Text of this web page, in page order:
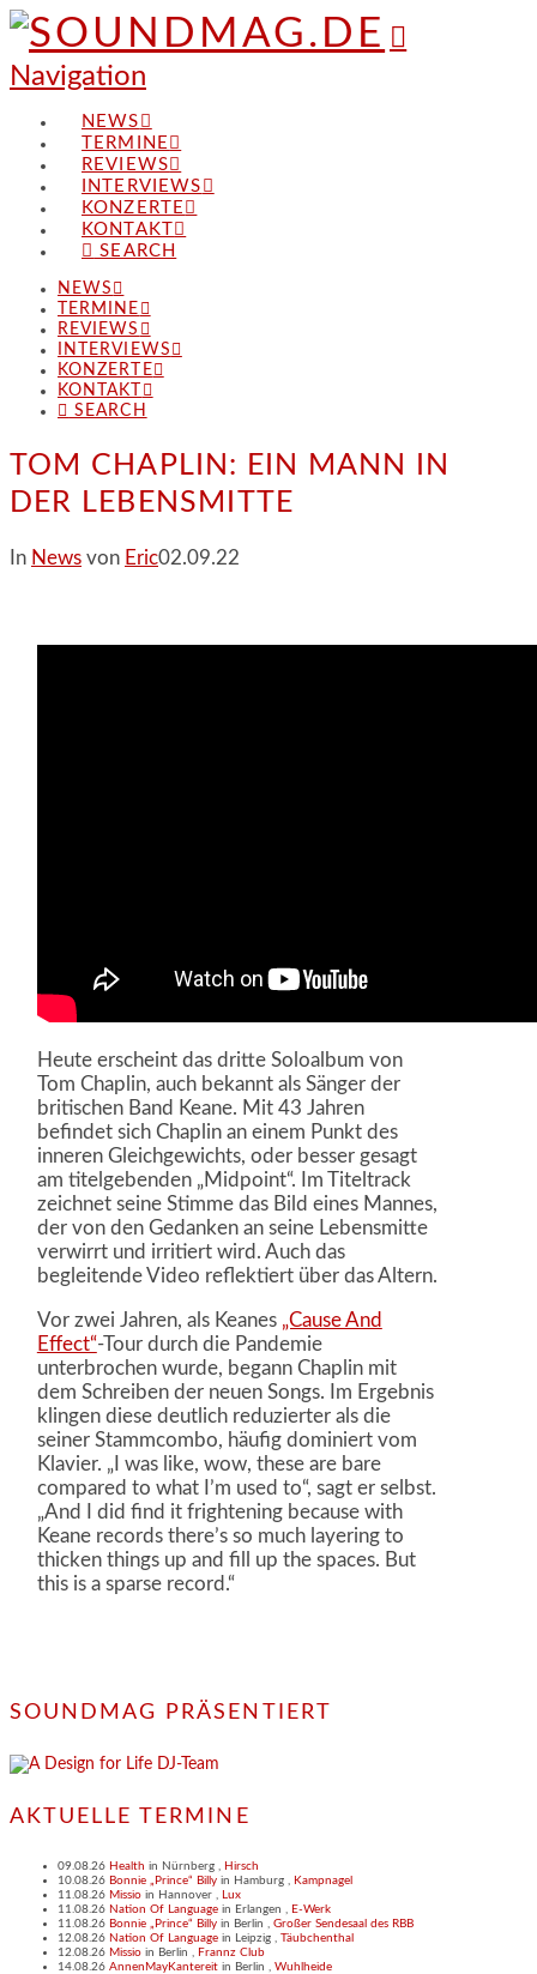
Navigation
NEWS
TERMINE
REVIEWS
INTERVIEWS
KONZERTE
KONTAKT
SEARCH
NEWS
TERMINE
REVIEWS
INTERVIEWS
KONZERTE
KONTAKT
SEARCH
TOM CHAPLIN: EIN MANN IN
DER LEBENSMITTE
In News von Eric02.09.22
Heute erscheint das dritte Soloalbum von
Tom Chaplin, auch bekannt als Sänger der
britischen Band Keane. Mit 43 Jahren
befindet sich Chaplin an einem Punkt des
inneren Gleichgewichts, oder besser gesagt
am titelgebenden „Midpoint“. Im Titeltrack
zeichnet seine Stimme das Bild eines Mannes,
der von den Gedanken an seine Lebensmitte
verwirrt und irritiert wird. Auch das
begleitende Video reflektiert über das Altern.
Vor zwei Jahren, als Keanes „Cause And
Effect“-Tour durch die Pandemie
unterbrochen wurde, begann Chaplin mit
dem Schreiben der neuen Songs. Im Ergebnis
klingen diese deutlich reduzierter als die
seiner Stammcombo, häufig dominiert vom
Klavier. „I was like, wow, these are bare
compared to what I’m used to“, sagt er selbst.
„And I did find it frightening because with
Keane records there’s so much layering to
thicken things up and fill up the spaces. But
this is a sparse record.“
SOUNDMAG PRÄSENTIERT
AKTUELLE TERMINE
09.08.26 Health in Nürnberg , Hirsch
10.08.26 Bonnie „Prince“ Billy in Hamburg , Kampnagel
11.08.26 Missio in Hannover , Lux
11.08.26 Nation Of Language in Erlangen , E-Werk
11.08.26 Bonnie „Prince“ Billy in Berlin , Großer Sendesaal des RBB
12.08.26 Nation Of Language in Leipzig , Täubchenthal
12.08.26 Missio in Berlin , Frannz Club
14.08.26 AnnenMayKantereit in Berlin , Wuhlheide